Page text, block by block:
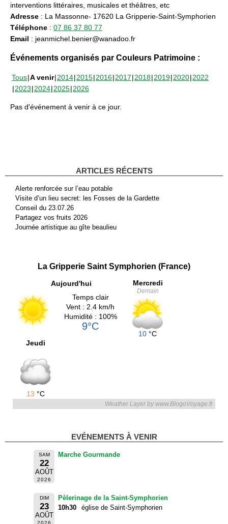
interventions littéraires, musicales et théâtres, etc
Adresse : La Massonne- 17620 La Gripperie-Saint-Symphorien
Téléphone : 07 86 37 80 77
Email : jeanmichel.benier@wanadoo.fr
Événements organisés par Couleurs Patrimoine :
Tous A venir 2014 2015 2016 2017 2018 2019 2020 2022
2023 2024 2025 2026
Pas d'événement à venir à ce jour.
ARTICLES RÉCENTS
Alerte renforcée sur l’eau potable
Visite d’un lieu secret: les Fosses de la Gardette
Conseil du 23.07.26
Partagez vos fruits 2026
Journée artistique au gîte beaulieu
La Gripperie Saint Symphorien (France)
Aujourd'hui
Temps clair
Vent : 2.4 km/h
Humidité : 100%
9°C
Mercredi
Demain
10 °C
Jeudi
13 °C
Weather Layer by www.BlogoVoyage.fr
EVÉNEMENTS À VENIR
SAM
22
AOÛT
2026
Marche Gourmande
DIM
23
AOÛT
Pèlerinage de la Saint-Symphorien
10h30
église de Saint-Symphorien